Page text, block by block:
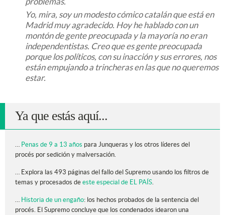
Yo, mira, soy un modesto cómico catalán que está en
Madrid muy agradecido. Hoy he hablado con un
montón de gente preocupada y la mayoría no eran
independentistas. Creo que es gente preocupada
porque los políticos, con su inacción y sus errores, nos
están empujando a trincheras en las que no queremos
estar.
Ya que estás aquí...
Penas de 9 a 13 años para Junqueras y los otros líderes del
procés por sedición y malversación.
… Explora las 493 páginas del fallo del Supremo usando los filtros de
temas y procesados de este especial de EL PAÍS
Historia de un engaño: los hechos probados de la sentencia del
procés. El Supremo concluye que los condenados idearon una